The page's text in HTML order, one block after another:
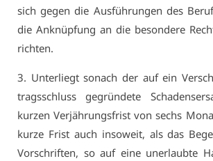
sich ge­gen die Aus­füh­run­gen des
die An­knüp­fung an die be­son­de­re
rich­ten.
3. Un­ter­liegt so­nach der auf ein
trags­schluss ge­grün­de­te
kur­zen Ver­jäh­rungs­frist von sechs
kur­ze Frist auch in­so­weit, als das
Vor­schrif­ten, so auf ei­ne un­er­laub­te